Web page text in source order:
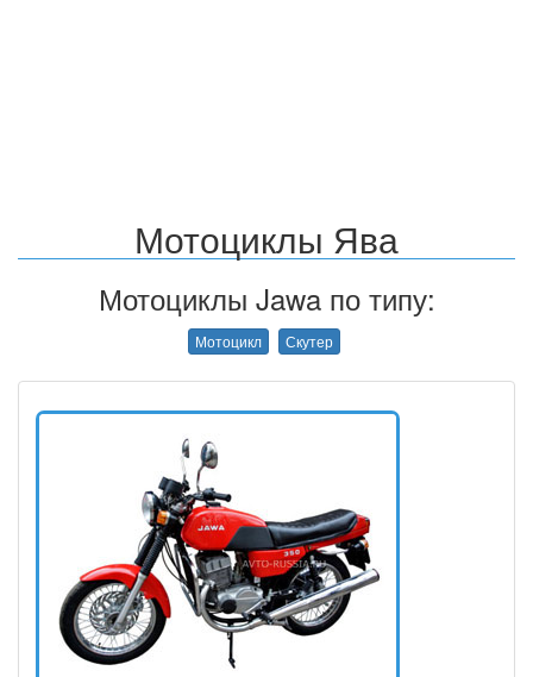
Мотоциклы Ява
Мотоциклы Jawa по типу:
Мотоцикл Скутер